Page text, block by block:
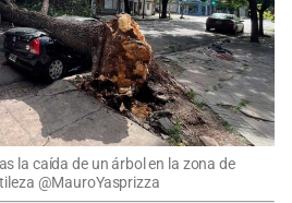
la caída de un árbol en la zona de
@MauroYasprizza